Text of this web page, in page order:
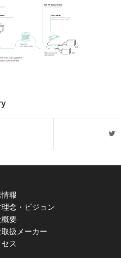
報
念・ビジョン
要
扱メーカー
ス